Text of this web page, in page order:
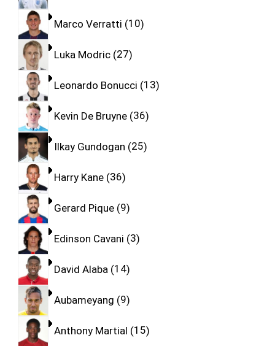
Marco Verratti 10
Luka Modric 27
Leonardo Bonucci 13
Kevin De Bruyne 36
Ilkay Gundogan 25
Harry Kane 36
Gerard Pique 9
Edinson Cavani 3
David Alaba 14
Aubameyang 9
Anthony Martial 15